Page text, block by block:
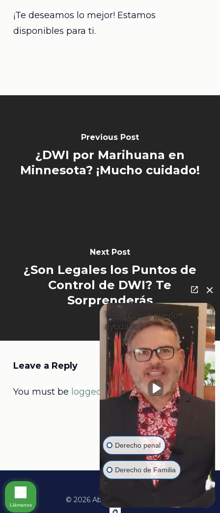
¡Te deseamos lo mejor! Estamos
disponibles para ti.
Previous Post
¿DWI por Marihuana en
Minnesota? ¡Mucho cuidado!
Next Post
¿Son Legales los Puntos de
Control de DWI? Te
Sorprenderás
Leave a Reply
You must be logged into post a comment.
© 2026 Abogado Martine.
👋🏼¿Cómo puedo
ayudarte?
Derecho penal
Derecho de Familia
Llámanos